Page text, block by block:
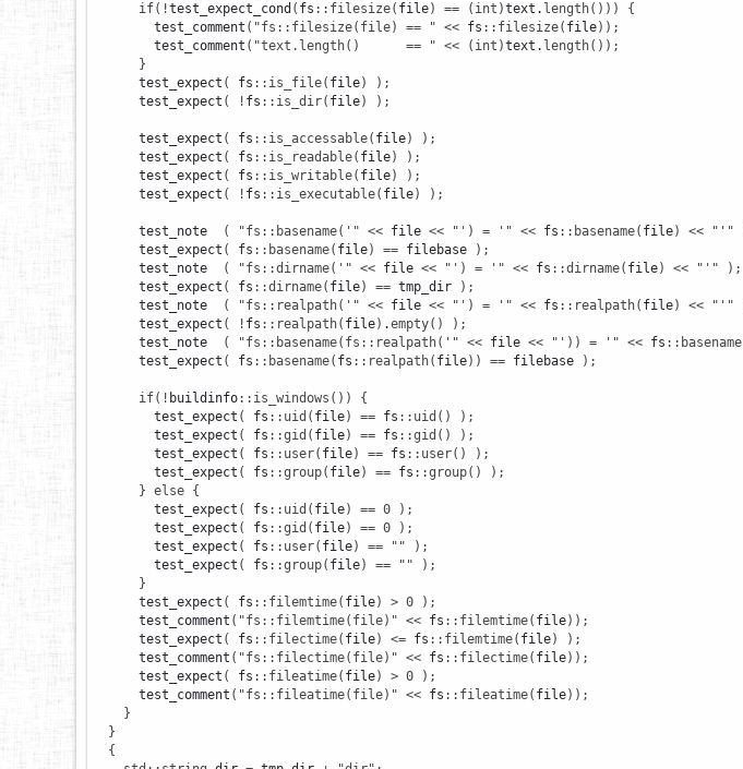
if( !test_expect_cond ( fs :: filesize( file) == ( int )text. length( ) ) )
{
        test_comment
( "fs::filesize(file) == " << fs :: filesize( file) ) ;
        test_comment
( "text.length()      == " << ( int )text. length( ) ) ;
}
      test_expect
( fs :: is_file( file) ) ;
      test_expect
( ! fs :: is_dir( file) ) ;
      test_expect
( fs :: is_accessable( file) ) ;
      test_expect
( fs :: is_readable( file) ) ;
      test_expect
( fs :: is_writable( file) ) ;
      test_expect
( ! fs :: is_executable( file) ) ;
      test_note
( "fs::basename('" << file << "') = '" << fs :: basename( file) << "'"
      test_expect
( fs :: basename( file) == filebase ) ;
      test_note
( "fs::dirname('" << file << "') = '" << fs ::dirname( file) << "'" ) ;
      test_expect
( fs ::dirname( file) == tmp_dir ) ;
      test_note
( "fs::realpath('" << file << "') = '" << fs :: realpath( file) << "'"
      test_expect
( ! fs :: realpath( file) .empty( ) ) ;
      test_note
( "fs::basename(fs::realpath('" << file << "')) = '" << fs :: basename
      test_expect
( fs :: basename( fs :: realpath( file) ) == filebase ) ;
if( ! buildinfo:: is_windows ( ) )
{
        test_expect
( fs :: uid ( file) == fs :: uid ( ) ) ;
        test_expect
( fs ::gid ( file) == fs ::gid ( ) ) ;
        test_expect
( fs :: user( file) == fs :: user( ) ) ;
        test_expect
( fs ::group( file) == fs ::group( ) ) ;
} else {
        test_expect
( fs :: uid ( file) == 0 ) ;
        test_expect
( fs ::gid ( file) == 0 ) ;
        test_expect
( fs :: user( file) == "" ) ;
        test_expect
( fs ::group( file) == "" ) ;
}
      test_expect
( fs :: filemtime( file) > 0 ) ;
      test_comment
( "fs::filemtime(file)" << fs :: filemtime( file) ) ;
      test_expect
( fs :: filectime( file) <= fs :: filemtime( file) ) ;
      test_comment
( "fs::filectime(file)" << fs :: filectime( file) ) ;
      test_expect
( fs :: fileatime( file) > 0 ) ;
      test_comment
( "fs::fileatime(file)" << fs :: fileatime( file) ) ;
}
}
{